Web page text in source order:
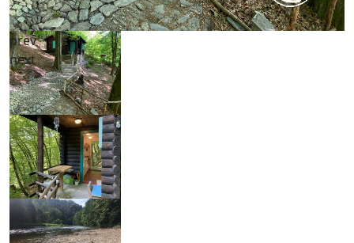
prev
next